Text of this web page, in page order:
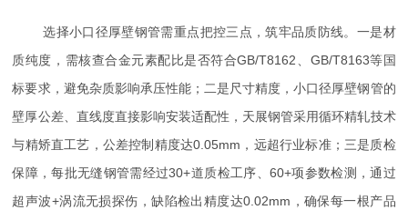
选择小口径厚壁钢管需重点把控三点，筑牢品质防线。一是材
质纯度，需核查合金元素配比是否符合GB/T8162、GB/T8163等国
标要求，避免杂质影响承压性能；二是尺寸精度，小口径厚壁钢管的
壁厚公差、直线度直接影响安装适配性，天展钢管采用循环精轧技术
与精矫直工艺，公差控制精度达0.05mm，远超行业标准；三是质检
保障，每批无缝钢管需经过30+道质检工序、60+项参数检测，通过
超声波+涡流无损探伤，缺陷检出精度达0.02mm，确保每一根产品